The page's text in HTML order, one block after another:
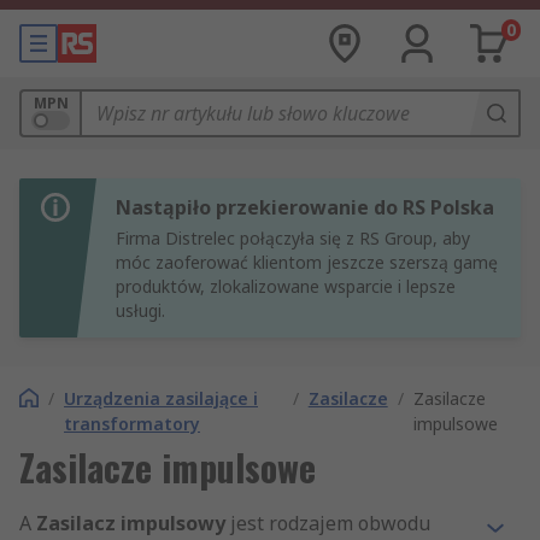
0
MPN
Nastąpiło przekierowanie do RS Polska
Firma Distrelec połączyła się z RS Group, aby
móc zaoferować klientom jeszcze szerszą gamę
produktów, zlokalizowane wsparcie i lepsze
usługi.
/ Urządzenia zasilające i
transformatory
/ Zasilacze / Zasilacze
impulsowe
Zasilacze impulsowe
A Zasilacz impulsowy jest rodzajem obwodu